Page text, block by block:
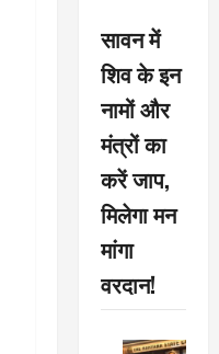
सावन में
शिव के इन
नामों और
मंत्रों का
करें जाप,
मिलेगा मन
मांगा
वरदान!